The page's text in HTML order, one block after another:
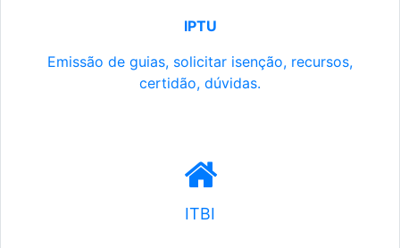
IPTU
Emissão de guias, solicitar isenção, recursos,
certidão, dúvidas.
ITBI